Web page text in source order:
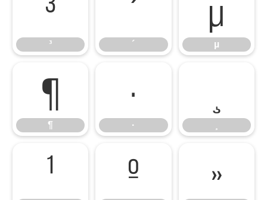
³
³
´
´
µ
µ
¶
¶
·
·
¹ º »